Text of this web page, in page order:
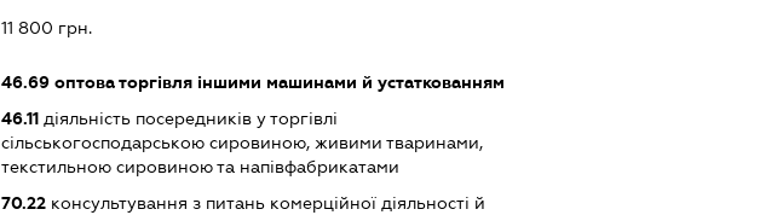
11 800 грн.
46.69 оптова торгівля іншими машинами й устаткованням
46.11 діяльність посередників у торгівлі
сільськогосподарською сировиною, живими тваринами,
текстильною сировиною та напівфабрикатами
70.22 консультування з питань комерційної діяльності й